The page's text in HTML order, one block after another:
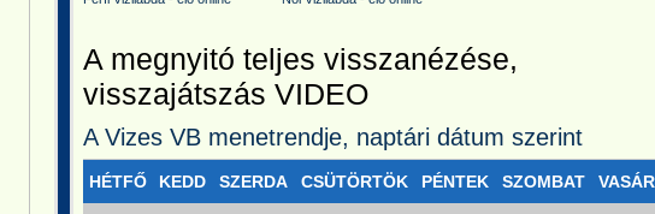
A megnyitó teljes visszanézése,
visszajátszás VIDEO
A Vizes VB menetrendje, naptári dátum szerint
HÉTFŐ KEDD SZERDA CSÜTÖRTÖK PÉNTEK SZOMBAT